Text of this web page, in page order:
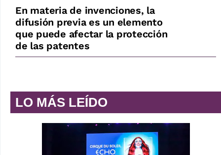
En materia de invenciones, la
difusión previa es un elemento
que puede afectar la protección
de las patentes
LO MÁS LEÍDO